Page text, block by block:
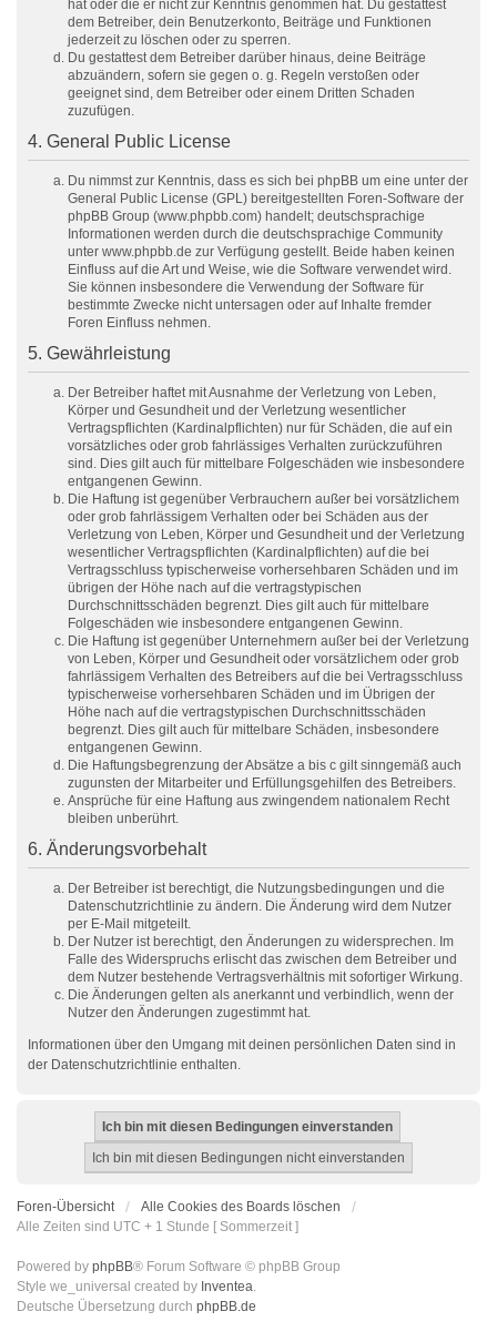
hat oder die er nicht zur Kenntnis genommen hat. Du gestattest
dem Betreiber, dein Benutzerkonto, Beiträge und Funktionen
jederzeit zu löschen oder zu sperren.
Du gestattest dem Betreiber darüber hinaus, deine Beiträge
abzuändern, sofern sie gegen o. g. Regeln verstoßen oder
geeignet sind, dem Betreiber oder einem Dritten Schaden
zuzufügen.
4. General Public License
Du nimmst zur Kenntnis, dass es sich bei phpBB um eine unter der
General Public License (GPL) bereitgestellten Foren-Software der
phpBB Group (www.phpbb.com) handelt; deutschsprachige
Informationen werden durch die deutschsprachige Community
unter www.phpbb.de zur Verfügung gestellt. Beide haben keinen
Einfluss auf die Art und Weise, wie die Software verwendet wird.
Sie können insbesondere die Verwendung der Software für
bestimmte Zwecke nicht untersagen oder auf Inhalte fremder
Foren Einfluss nehmen.
5. Gewährleistung
Der Betreiber haftet mit Ausnahme der Verletzung von Leben,
Körper und Gesundheit und der Verletzung wesentlicher
Vertragspflichten (Kardinalpflichten) nur für Schäden, die auf ein
vorsätzliches oder grob fahrlässiges Verhalten zurückzuführen
sind. Dies gilt auch für mittelbare Folgeschäden wie insbesondere
entgangenen Gewinn.
Die Haftung ist gegenüber Verbrauchern außer bei vorsätzlichem
oder grob fahrlässigem Verhalten oder bei Schäden aus der
Verletzung von Leben, Körper und Gesundheit und der Verletzung
wesentlicher Vertragspflichten (Kardinalpflichten) auf die bei
Vertragsschluss typischerweise vorhersehbaren Schäden und im
übrigen der Höhe nach auf die vertragstypischen
Durchschnittsschäden begrenzt. Dies gilt auch für mittelbare
Folgeschäden wie insbesondere entgangenen Gewinn.
Die Haftung ist gegenüber Unternehmern außer bei der Verletzung
von Leben, Körper und Gesundheit oder vorsätzlichem oder grob
fahrlässigem Verhalten des Betreibers auf die bei Vertragsschluss
typischerweise vorhersehbaren Schäden und im Übrigen der
Höhe nach auf die vertragstypischen Durchschnittsschäden
begrenzt. Dies gilt auch für mittelbare Schäden, insbesondere
entgangenen Gewinn.
Die Haftungsbegrenzung der Absätze a bis c gilt sinngemäß auch
zugunsten der Mitarbeiter und Erfüllungsgehilfen des Betreibers.
Ansprüche für eine Haftung aus zwingendem nationalem Recht
bleiben unberührt.
6. Änderungsvorbehalt
Der Betreiber ist berechtigt, die Nutzungsbedingungen und die
Datenschutzrichtlinie zu ändern. Die Änderung wird dem Nutzer
per E-Mail mitgeteilt.
Der Nutzer ist berechtigt, den Änderungen zu widersprechen. Im
Falle des Widerspruchs erlischt das zwischen dem Betreiber und
dem Nutzer bestehende Vertragsverhältnis mit sofortiger Wirkung.
Die Änderungen gelten als anerkannt und verbindlich, wenn der
Nutzer den Änderungen zugestimmt hat.
Informationen über den Umgang mit deinen persönlichen Daten sind in
der Datenschutzrichtlinie enthalten.
Foren-Übersicht
Alle Cookies des Boards löschen
Alle Zeiten sind UTC + 1 Stunde [ Sommerzeit ]
Powered by phpBB® Forum Software © phpBB Group
Style we_universal created by Inventea.
Deutsche Übersetzung durch phpBB.de